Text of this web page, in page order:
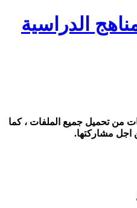
الدراسية
من تحميل جميع الملفات ، كما
اجل مشاركتها.